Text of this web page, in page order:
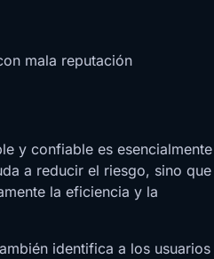
mala reputación
y confiable es esencialmente
a reducir el riesgo, sino que
la eficiencia y la
identifica a los usuarios